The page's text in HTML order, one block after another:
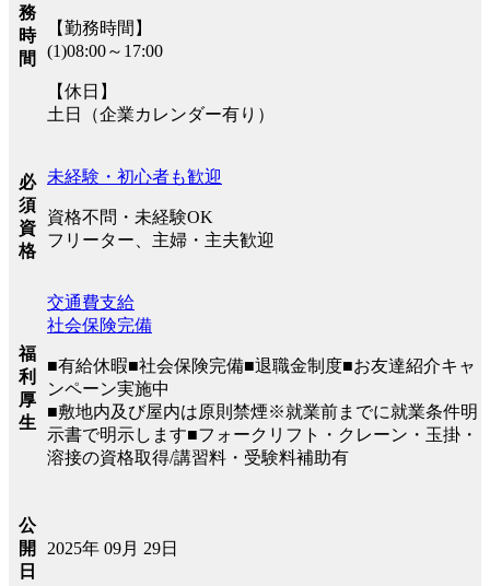
務
時
間
【勤務時間】
(1)08:00～17:00
【休日】
土日（企業カレンダー有り）
必
須
資
格
未経験・初心者も歓迎
資格不問・未経験OK
フリーター、主婦・主夫歓迎
福
利
厚
生
交通費支給
社会保険完備
■有給休暇■社会保険完備■退職金制度■お友達紹介キャ
ンペーン実施中
■敷地内及び屋内は原則禁煙※就業前までに就業条件明
示書で明示します■フォークリフト・クレーン・玉掛・
溶接の資格取得/講習料・受験料補助有
公
開
日
2025年 09月 29日